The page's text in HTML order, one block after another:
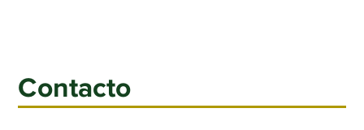
Contacto